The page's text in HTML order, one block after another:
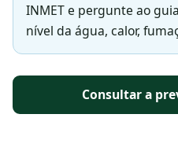
INMET e pergunte ao
nível da água, calor,
Consultar a